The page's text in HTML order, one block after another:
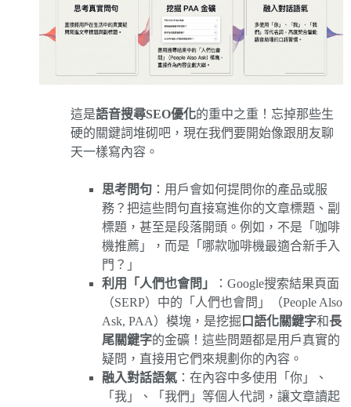
這是語音搜尋SEO優化的重中之重！忘掉那些生
硬的關鍵詞堆砌吧，現在我們要開始像跟朋友聊
天一樣寫內容。
思考問句 ：用戶會如何提問你的產品或服
務？把這些問句直接寫進你的文章標題、副
標題，甚至是段落開頭。例如，不是「咖啡
機推薦」，而是「哪款咖啡機最適合新手入
門？」
利用「人們也會問」
：Google搜索結果頁面
（SERP）中的「人們也會問」（People Also
Ask, PAA）模塊，是挖掘 口語化關鍵字和長
尾關鍵字的金礦！這些問題都是用戶真實的
疑問，直接用它們來規劃你的內容。
融入對話語氣 ：在內容中多使用「你」、
「我」、「我們」等個人代詞，讓文章讀起